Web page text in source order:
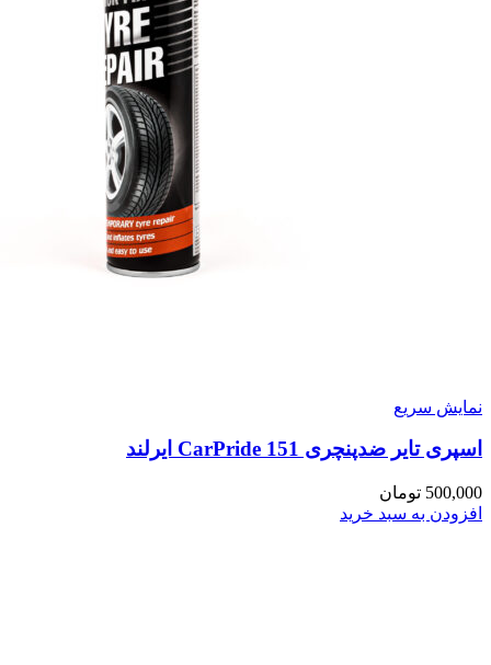
نمایش سریع
اسپری تایر ضدپنچری CarPride 151 ایرلند
500,000 تومان
افزودن به سبد خرید